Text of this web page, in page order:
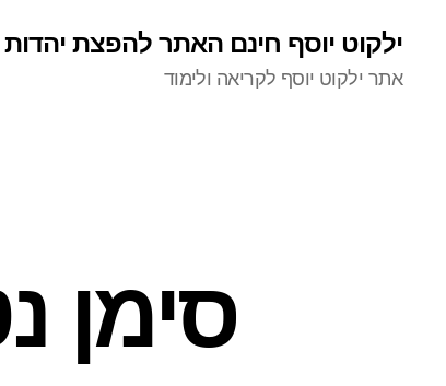
ילקוט יוסף חינם האתר להפצת
אתר ילקוט יוסף לקריאה ולימוד
סימן